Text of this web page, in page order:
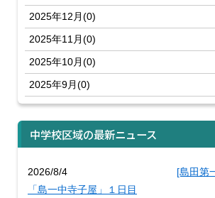
2025年12月(0)
2025年11月(0)
2025年10月(0)
2025年9月(0)
中学校区域の最新ニュース
2026/8/4
[島田第
「島一中寺子屋」１日目